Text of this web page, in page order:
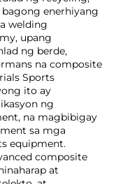
enerhiyang
welding
upang
ng berde,
na composite
Sports
ito ay
ng
na magbibigay
sa mga
equipment.
composite
at